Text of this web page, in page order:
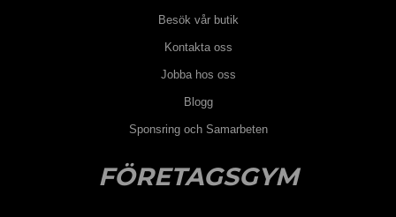
Besök vår butik
Kontakta oss
Jobba hos oss
Blogg
Sponsring och Samarbeten
FÖRETAGSGYM